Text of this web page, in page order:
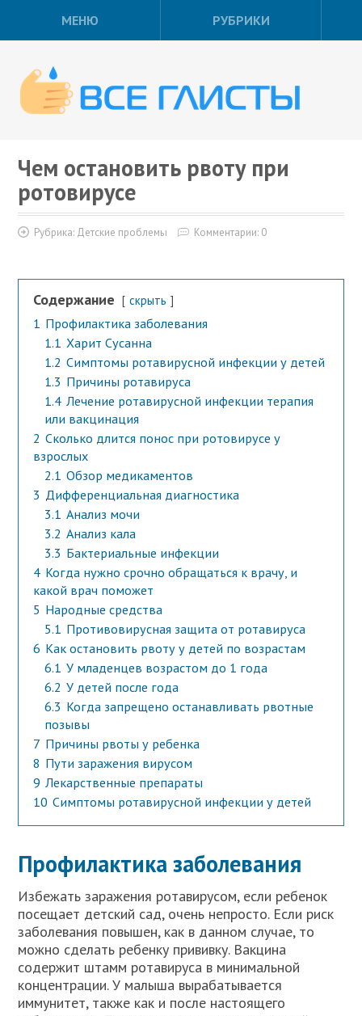
МЕНЮ РУБРИКИ
Чем остановить рвоту при
ротовирусе
Рубрика: Детские проблемы Комментарии: 0
Содержание скрыть
1 Профилактика заболевания
1.1 Харит Сусанна
1.2 Симптомы ротавирусной инфекции у детей
1.3 Причины ротавируса
1.4 Лечение ротавирусной инфекции терапия
или вакцинация
2 Сколько длится понос при ротовирусе у
взрослых
2.1 Обзор медикаментов
3 Дифференциальная диагностика
3.1 Анализ мочи
3.2 Анализ кала
3.3 Бактериальные инфекции
4 Когда нужно срочно обращаться к врачу, и
какой врач поможет
5 Народные средства
5.1 Противовирусная защита от ротавируса
6 Как остановить рвоту у детей по возрастам
6.1 У младенцев возрастом до 1 года
6.2 У детей после года
6.3 Когда запрещено останавливать рвотные
позывы
7 Причины рвоты у ребенка
8 Пути заражения вирусом
9 Лекарственные препараты
10 Симптомы ротавирусной инфекции у детей
Профилактика заболевания
Избежать заражения ротавирусом, если ребенок
посещает детский сад, очень непросто. Если риск
заболевания повышен, как в данном случае, то
можно сделать ребенку прививку. Вакцина
содержит штамм ротавируса в минимальной
концентрации. У малыша вырабатывается
иммунитет, также как и после настоящего